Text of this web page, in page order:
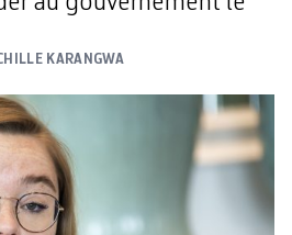
KARANGWA